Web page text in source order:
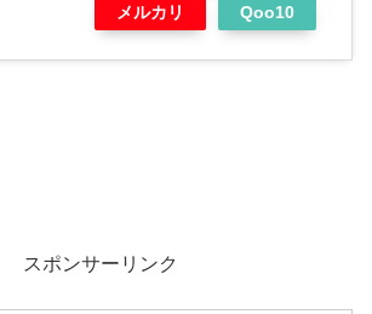
メルカリ Qoo10
スポンサーリンク